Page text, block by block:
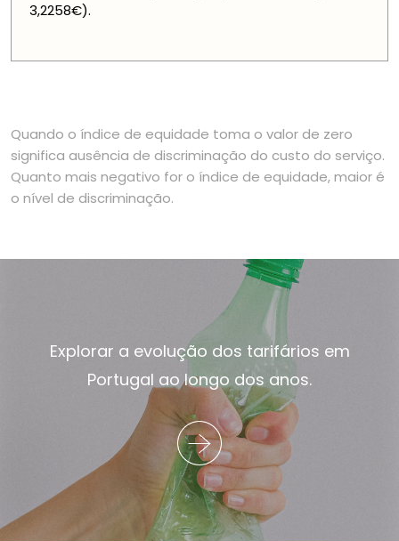
3,2258€).
Quando o índice de equidade toma o valor de zero
significa ausência de discriminação do custo do serviço.
Quanto mais negativo for o índice de equidade, maior é
o nível de discriminação.
Explorar a evolução dos tarifários em
Portugal ao longo dos anos.